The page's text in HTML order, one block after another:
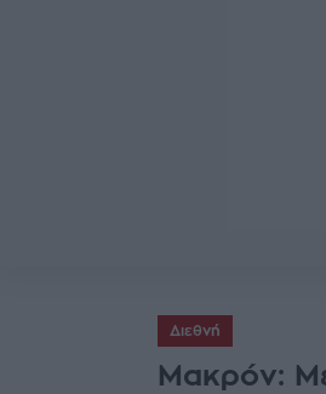
Διεθνή
Μακρόν: